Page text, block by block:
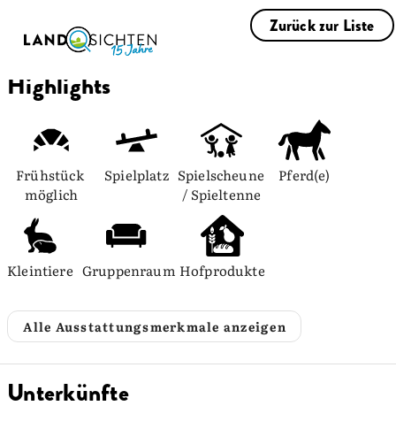
Zurück zur Liste
Highlights
Frühstück
möglich
Spielplatz Spielscheune
/ Spieltenne
Pferd(e)
Kleintiere Gruppenraum Hofprodukte
Alle Ausstattungsmerkmale anzeigen
Unterkünfte